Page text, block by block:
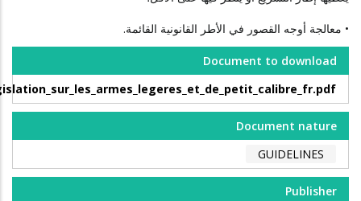
• معالجة أوجه القصور في الأطر القانونية القائمة.
Document to download
Document nature
GUIDELINES
Publisher